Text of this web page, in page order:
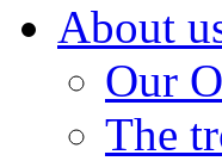
About
Our
The